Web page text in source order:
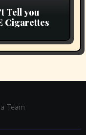
Tell you
Cigarettes
Team